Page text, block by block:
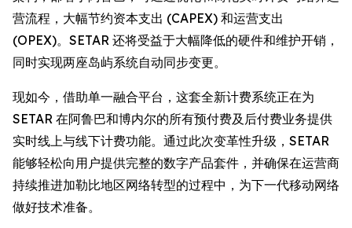
营流程，大幅节约资本支出 (CAPEX) 和运营支出
(OPEX)。SETAR 还将受益于大幅降低的硬件和维护开销，
同时实现两座岛屿系统自动同步变更。
现如今，借助单一融合平台，这套全新计费系统正在为
SETAR 在阿鲁巴和博内尔的所有预付费及后付费业务提供
实时线上与线下计费功能。通过此次变革性升级，SETAR
能够轻松向用户提供完整的数字产品套件，并确保在运营商
持续推进加勒比地区网络转型的过程中，为下一代移动网络
做好技术准备。